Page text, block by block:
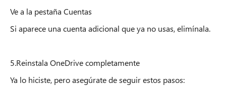
Ve a la pestaña Cuentas
Si aparece una cuenta adicional que ya no usas, elimínala.
5.Reinstala OneDrive completamente
Ya lo hiciste, pero asegúrate de seguir estos pasos: